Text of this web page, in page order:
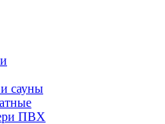
сауны
ПВХ